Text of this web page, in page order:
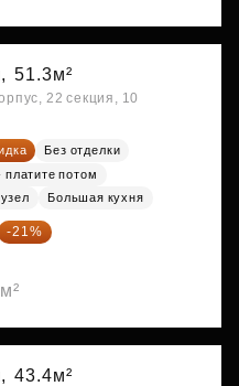
51.3м²
22 секция, 10
Без отделки
потом
Большая кухня
-21%
43.4м²